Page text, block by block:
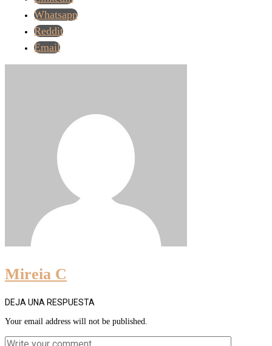
Whatsapp
Reddit
Email
Mireia C
DEJA UNA RESPUESTA
Your email address will not be published.